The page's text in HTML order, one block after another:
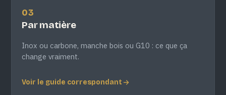
03
Par matière
Inox ou carbone, manche bois ou G10 : ce que ça
change vraiment.
Voir le guide correspondant